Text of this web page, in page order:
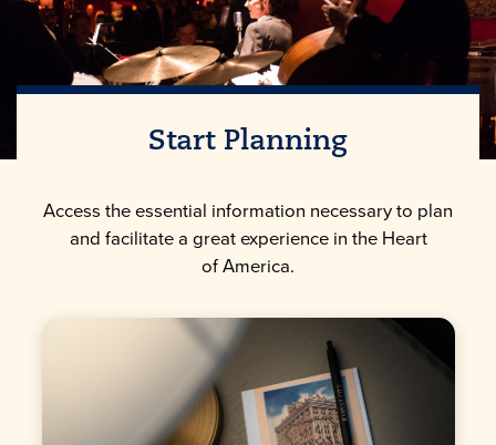
Start Planning
Access the essential information necessary to plan
and facilitate a great experience in the Heart
of America.